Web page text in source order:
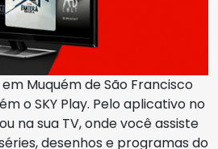
em Muquém de São Francisco
o SKY Play. Pelo aplicativo no
na sua TV, onde você assiste
desenhos e programas do